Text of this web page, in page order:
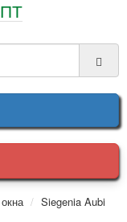
Siegenia Aubi